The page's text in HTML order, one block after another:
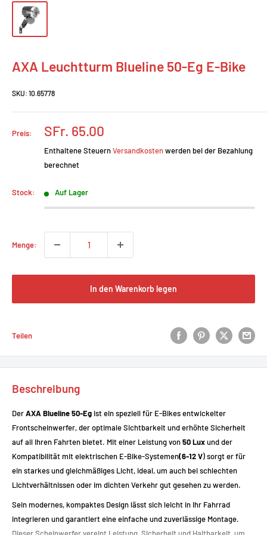
AXA Leuchtturm Blueline 50-Eg E-Bike
SKU: 10.65778
Preis:
Prix
réduit
SFr. 65.00
Enthaltene SteuernVersandkostenwerden bei der Bezahlung
berechnet
Stock: Auf Lager
Menge:
In den Warenkorb legen
Teilen
Beschreibung
DerAXA Blueline 50-Eg ist ein speziell für E-Bikes entwickelter
Frontscheinwerfer, der optimale Sichtbarkeit und erhöhte Sicherheit
auf all Ihren Fahrten bietet. Mit einer Leistung von50 Luxund der
Kompatibilität mit elektrischen E-Bike-Systemen(6-12 V) sorgt er für
ein starkes und gleichmäßiges Licht, ideal, um auch bei schlechten
Lichtverhältnissen oder im dichten Verkehr gut gesehen zu werden.
Sein modernes, kompaktes Design lässt sich leicht in Ihr Fahrrad
integrieren und garantiert eine einfache und zuverlässige Montage.